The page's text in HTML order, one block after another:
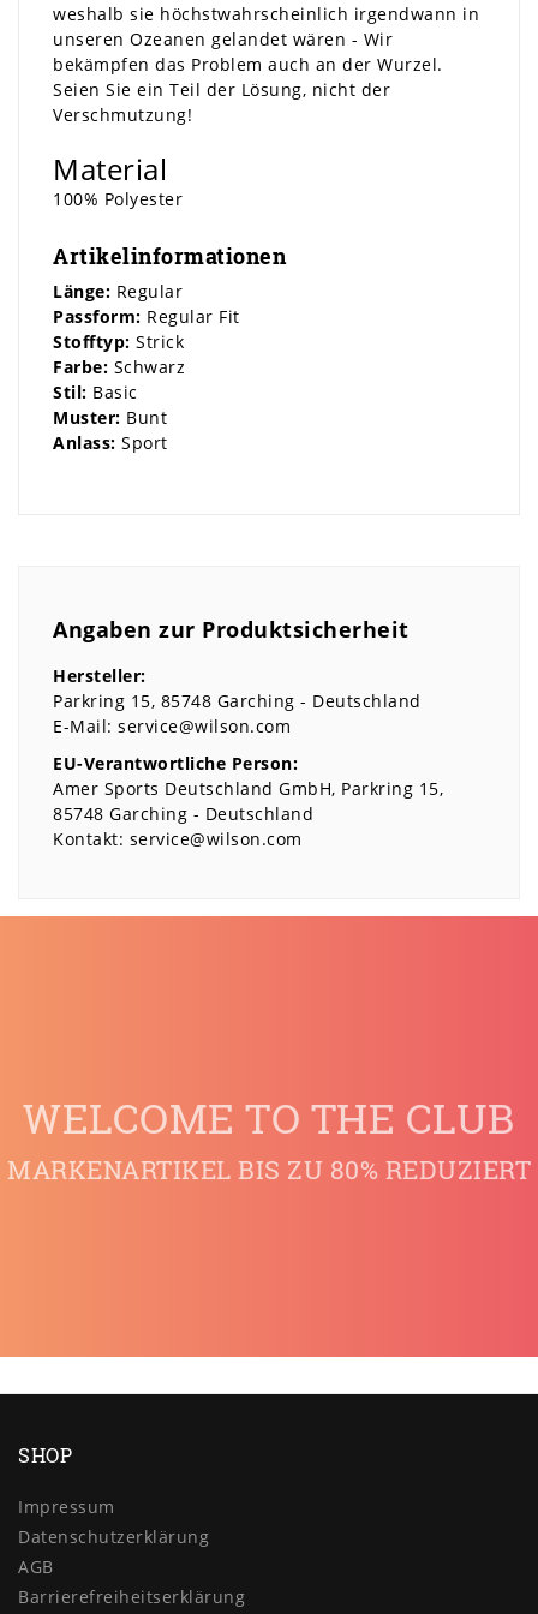
weshalb sie höchstwahrscheinlich irgendwann in
unseren Ozeanen gelandet wären - Wir
bekämpfen das Problem auch an der Wurzel.
Seien Sie ein Teil der Lösung, nicht der
Verschmutzung!
Material
100% Polyester
Artikelinformationen
Länge: Regular
Passform: Regular Fit
Stofftyp: Strick
Farbe: Schwarz
Stil: Basic
Muster: Bunt
Anlass: Sport
Angaben zur Produktsicherheit
Hersteller:
Parkring 15 85748 Garching
Deutschland
E-Mail: service@wilson.com
EU-Verantwortliche Person:
Amer Sports Deutschland GmbH Parkring 15
85748 Garching
Deutschland
Kontakt: service@wilson.com
WELCOME TO THE CLUB
MARKENARTIKEL BIS ZU 80% REDUZIERT
SHOP
Impressum
Daten­schutz­erklärung
AGB
Barrierefreiheitserklärung